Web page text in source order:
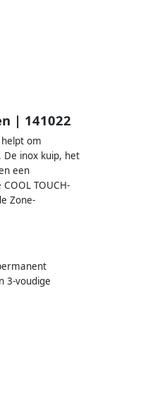
| 141022
om
inox kuip, het
een
TOUCH-
Zone-
3-voudige